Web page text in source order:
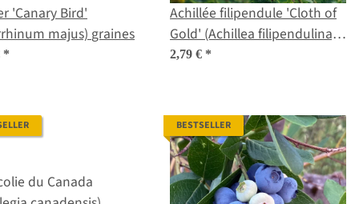
'Canary Bird'
(Antirrhinum majus) graines
*
Achillée filipendule 'Cloth of
Gold' (Achillea filipendulina)
graines
2,79 € *
BESTSELLER